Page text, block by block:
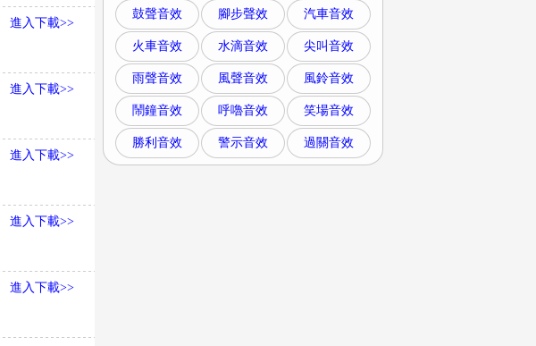
進入下載>>
進入下載>>
進入下載>>
進入下載>>
進入下載>>
鼓聲音效 腳步聲效 汽車音效
火車音效 水滴音效 尖叫音效
雨聲音效 風聲音效 風鈴音效
鬧鐘音效 呼嚕音效 笑場音效
勝利音效 警示音效 過關音效